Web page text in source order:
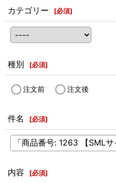
カテゴリー [必須]
種別 [必須]
注文前 注文後
件名 [必須]
内容 [必須]